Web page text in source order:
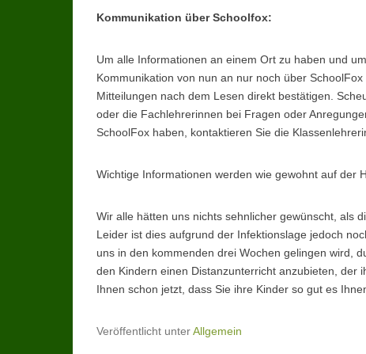
Kommunikation über Schoolfox:
Um alle Informationen an einem Ort zu haben und
Kommunikation von nun an nur noch über
Mitteilungen nach dem Lesen direkt bestätigen.
oder die Fachlehrerinnen bei Fragen oder
SchoolFox haben, kontaktieren Sie die
Wichtige Informationen werden wie gewohnt auf der
Wir alle hätten uns nichts sehnlicher gewünscht, als
Leider ist dies aufgrund der Infektionslage jedoch
uns in den kommenden drei Wochen gelingen wird,
den Kindern einen Distanzunterricht anzubieten, der
Ihnen schon jetzt, dass Sie ihre Kinder so gut es
Veröffentlicht unterAllgemein